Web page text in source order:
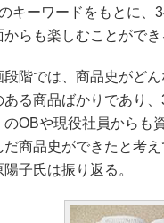
キーワードをもとに、
からも楽しむことがで
階では、商品史がど
ある商品ばかりであり
のOBや現役社員からも
だ商品史ができたと考
子氏は振り返る。